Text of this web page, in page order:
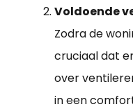
Voldoende
Zodra de
cruciaal dat
over
in een